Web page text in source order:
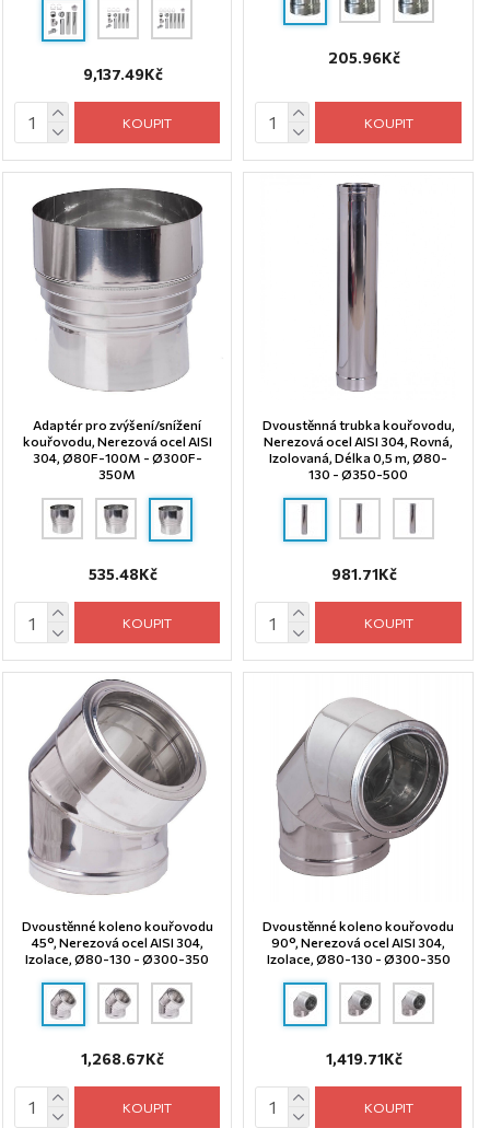
9,137.49Kč
KOUPIT
205.96Kč
KOUPIT
Adaptér pro zvýšení/snížení
kouřovodu, Nerezová ocel AISI
304, Ø80F-100M - Ø300F-
350M
535.48Kč
KOUPIT
Dvoustěnná trubka kouřovodu,
Nerezová ocel AISI 304, Rovná,
Izolovaná, Délka 0,5 m, Ø80-
130 - Ø350-500
981.71Kč
KOUPIT
Dvoustěnné koleno kouřovodu
45°, Nerezová ocel AISI 304,
Izolace, Ø80-130 - Ø300-350
1,268.67Kč
KOUPIT
Dvoustěnné koleno kouřovodu
90°, Nerezová ocel AISI 304,
Izolace, Ø80-130 - Ø300-350
1,419.71Kč
KOUPIT